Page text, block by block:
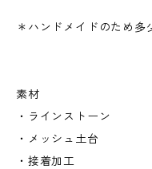
＊ハンドメイドのため多
素材
・ラインストーン
・メッシュ土台
・接着加工